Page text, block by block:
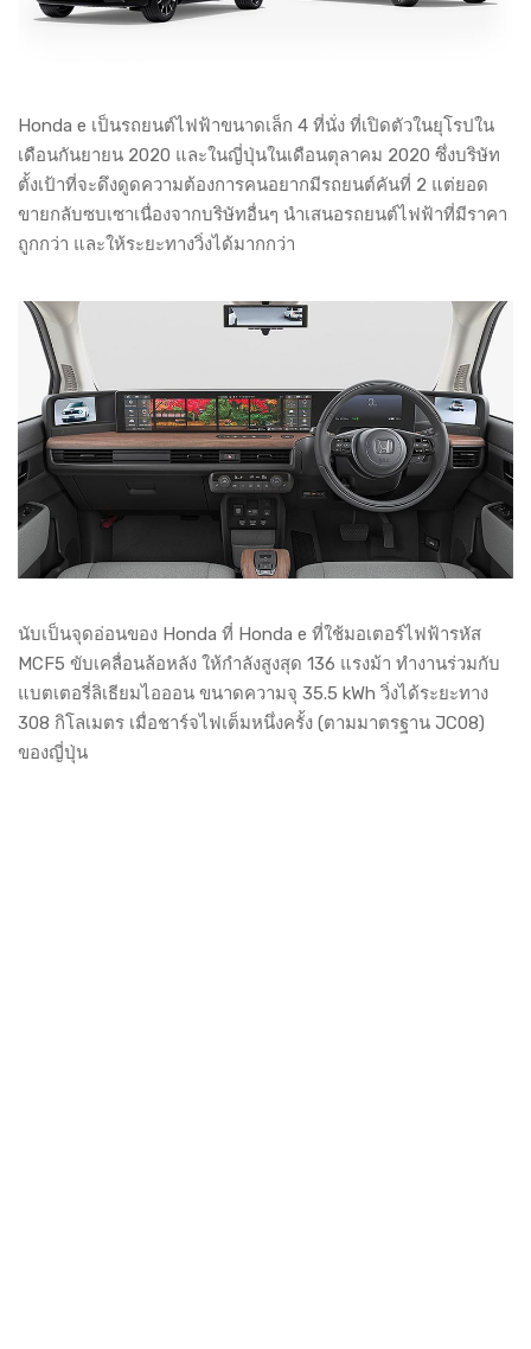
Honda e เป็นรถยนต์ไฟฟ้าขนาดเล็ก 4 ที่นั่ง ที่เปิดตัวในยุโรปใน
เดือนกันยายน 2020 และในญี่ปุ่นในเดือนตุลาคม 2020 ซึ่งบริษัท
ตั้งเป้าที่จะดึงดูดความต้องการคนอยากมีรถยนต์คันที่ 2 แต่ยอด
ขายกลับซบเซาเนื่องจากบริษัทอื่นๆ นำเสนอรถยนต์ไฟฟ้าที่มีราคา
ถูกกว่า และให้ระยะทางวิ่งได้มากกว่า
นับเป็นจุดอ่อนของ Honda ที่ Honda e ที่ใช้มอเตอร์ไฟฟ้ารหัส
MCF5 ขับเคลื่อนล้อหลัง ให้กำลังสูงสุด 136 แรงม้า ทำงานร่วมกับ
แบตเตอรี่ลิเธียมไอออน ขนาดความจุ 35.5 kWh วิ่งได้ระยะทาง
308 กิโลเมตร เมื่อชาร์จไฟเต็มหนึ่งครั้ง (ตามมาตรฐาน JC08)
ของญี่ปุ่น